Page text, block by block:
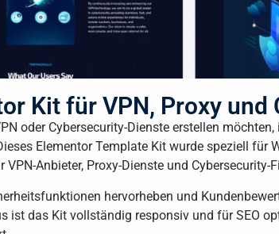
Kit für VPN, Proxy
oder Cybersecurity-Dienste erstellen möchten,
Elementor Template Kit wurde speziell für
Anbieter, Proxy-Dienste und Cybersecurity-
hervorheben und
das Kit vollständig responsiv und für SEO